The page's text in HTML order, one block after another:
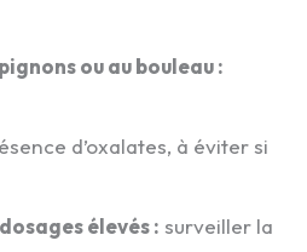
ou au bouleau :
d’oxalates, à éviter si
élevés : surveiller la